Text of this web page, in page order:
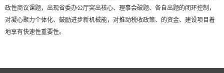
政性商议课题，出现省委办公厅突出核心、理事会破题、各自出题的闭环控制，
对凝心聚力个体化、鼓励进步新机械能，对推动税收政策、的资金、建设项目着
地享有快速性重要性。